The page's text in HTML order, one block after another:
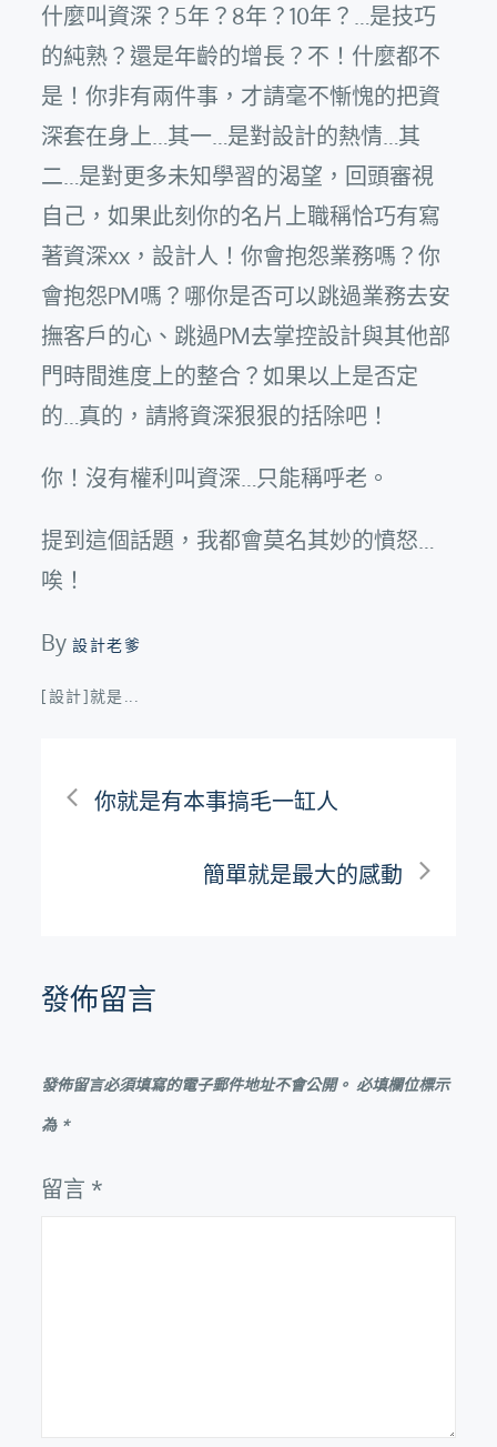
什麼叫資深？5年？8年？10年？…是技巧
的純熟？還是年齡的增長？不！什麼都不
是！你非有兩件事，才請毫不慚愧的把資
深套在身上…其一…是對設計的熱情…其
二…是對更多未知學習的渴望，回頭審視
自己，如果此刻你的名片上職稱恰巧有寫
著資深xx，設計人！你會抱怨業務嗎？你
會抱怨PM嗎？哪你是否可以跳過業務去安
撫客戶的心、跳過PM去掌控設計與其他部
門時間進度上的整合？如果以上是否定
的…真的，請將資深狠狠的括除吧！
你！沒有權利叫資深…只能稱呼老。
提到這個話題，我都會莫名其妙的憤怒…
唉！
By設計老爹
[設計]就是...
文
覽
你就是有本事搞毛一缸人
簡單就是最大的感動
發佈留言
發佈留言必須填寫的電子郵件地址不會公開。 必填欄位標示
為 *
留言 *